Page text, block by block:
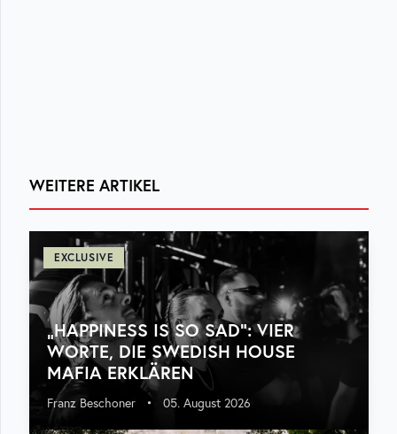
WEITERE ARTIKEL
EXCLUSIVE
„HAPPINESS IS SO SAD“: VIER
WORTE, DIE SWEDISH HOUSE
MAFIA ERKLÄREN
Franz Beschoner • 05. August 2026